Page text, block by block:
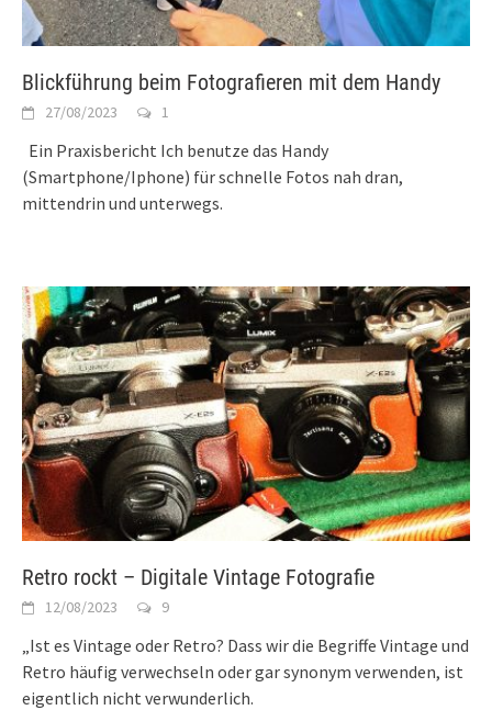
Blickführung beim Fotografieren mit dem Handy
27/08/2023 1
Ein Praxisbericht Ich benutze das Handy
(Smartphone/Iphone) für schnelle Fotos nah dran,
mittendrin und unterwegs.
Retro rockt – Digitale Vintage Fotografie
12/08/2023 9
„Ist es Vintage oder Retro? Dass wir die Begriffe Vintage und
Retro häufig verwechseln oder gar synonym verwenden, ist
eigentlich nicht verwunderlich.